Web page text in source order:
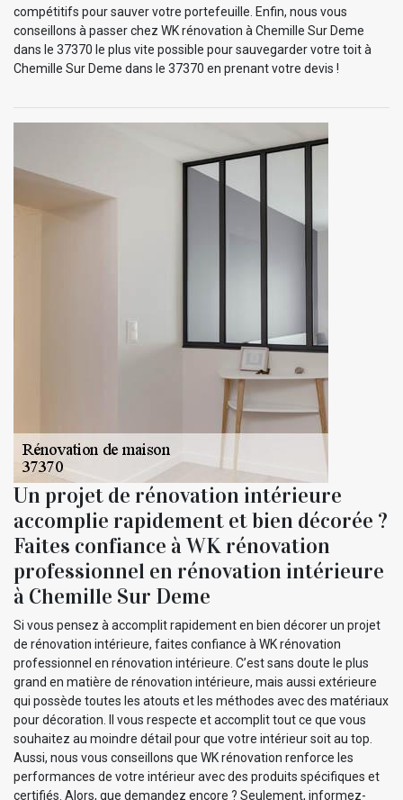
compétitifs pour sauver votre portefeuille. Enfin, nous vous
conseillons à passer chez WK rénovation à Chemille Sur Deme
dans le 37370 le plus vite possible pour sauvegarder votre toit à
Chemille Sur Deme dans le 37370 en prenant votre devis !
Un projet de rénovation intérieure
accomplie rapidement et bien décorée ?
Faites confiance à WK rénovation
professionnel en rénovation intérieure
à Chemille Sur Deme
Si vous pensez à accomplit rapidement en bien décorer un projet
de rénovation intérieure, faites confiance à WK rénovation
professionnel en rénovation intérieure. C’est sans doute le plus
grand en matière de rénovation intérieure, mais aussi extérieure
qui possède toutes les atouts et les méthodes avec des matériaux
pour décoration. Il vous respecte et accomplit tout ce que vous
souhaitez au moindre détail pour que votre intérieur soit au top.
Aussi, nous vous conseillons que WK rénovation renforce les
performances de votre intérieur avec des produits spécifiques et
certifiés. Alors, que demandez encore ? Seulement, informez-